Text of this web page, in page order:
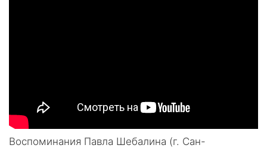
Воспоминания Павла Шебалина (г. Сан-